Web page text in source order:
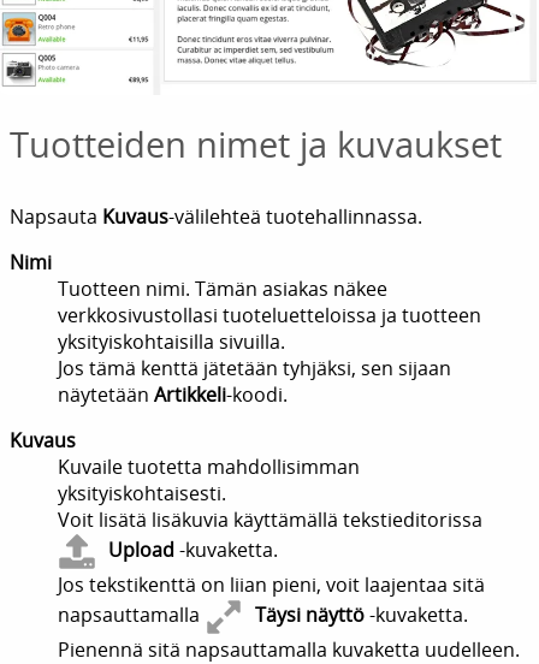
Tuotteiden nimet ja kuvaukset
Napsauta Kuvaus-välilehteä tuotehallinnassa.
Nimi
Tuotteen nimi. Tämän asiakas näkee
verkkosivustollasi tuoteluetteloissa ja tuotteen
yksityiskohtaisilla sivuilla.
Jos tämä kenttä jätetään tyhjäksi, sen sijaan
näytetään Artikkeli-koodi.
Kuvaus
Kuvaile tuotetta mahdollisimman
yksityiskohtaisesti.
Voit lisätä lisäkuvia käyttämällä tekstieditorissa
Upload -kuvaketta.
Jos tekstikenttä on liian pieni, voit laajentaa sitä
napsauttamalla
Täysi näyttö-kuvaketta.
Pienennä sitä napsauttamalla kuvaketta uudelleen.